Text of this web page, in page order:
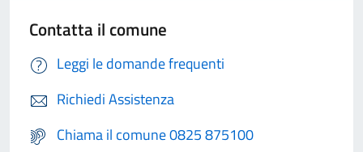
Contatta il comune
Leggi le domande frequenti
Richiedi Assistenza
Chiama il comune 0825 875100